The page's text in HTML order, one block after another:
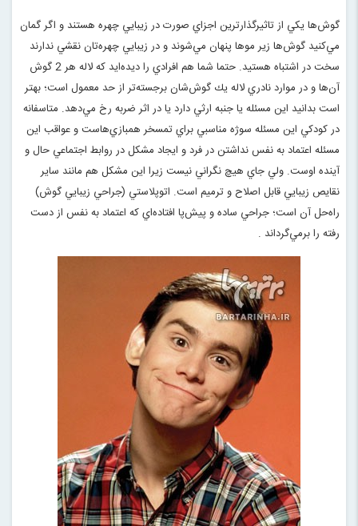
گوش‌ها يكي از تاثيرگذارترين اجزاي صورت در زيبايي چهره هستند و اگر گمان
مي‌كنيد گوش‌ها زير موها پنهان مي‌شوند و در زيبايي چهره‌تان نقشي ندارند
سخت در اشتباه هستيد. حتما شما هم افرادي را ديده‌ايد كه لاله هر 2 گوش
آن‌ها و در موارد نادري لاله يك گوش‌شان برجسته‌تر از حد معمول است؛ بهتر
است بدانيد اين مسئله يا جنبه ارثي دارد يا در اثر ضربه رخ مي‌دهد. متاسفانه
در كودكي اين مسئله سوژه مناسبي براي تمسخر همبازي‌هاست و عواقب اين
مسئله اعتماد به نفس نداشتن در فرد و ايجاد مشكل در روابط اجتماعي حال و
آينده اوست. ولي جاي هيچ نگراني نيست زيرا اين مشكل هم مانند ساير
نقايص زيبايي قابل اصلاح و ترميم است. اتوپلاستي (جراحي زيبايي گوش)
راه‌حل آن است؛ جراحي ساده و پيش‌پا افتاده‌اي كه اعتماد به نفس از دست
رفته را برمي‌گرداند .